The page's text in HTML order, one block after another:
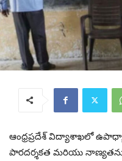
ఆంధ్రప్రదేశ్ విద్యాశాఖలో
పారదర్శకత మరియు నాణ్యతను